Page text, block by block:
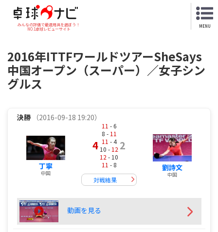
みんなの評価で最適用具を選ぼう！
NO.1卓球レビューサイト
MENU
2016年ITTFワールドツアーSheSays
中国オープン（スーパー）／女子シン
グルス
決勝 （2016-09-18 19:20）
丁寧
中国
4
11 - 6
8 - 11
11 - 4
10 - 12
12 - 10
11 - 8
2
対戦結果
劉詩文
中国
動画を見る